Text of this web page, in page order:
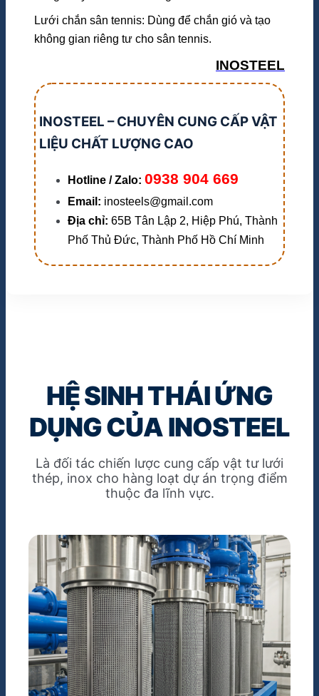
Lưới chắn sân tennis: Dùng để chắn gió và tạo
không gian riêng tư cho sân tennis.
INOSTEEL
INOSTEEL – CHUYÊN CUNG CẤP VẬT
LIỆU CHẤT LƯỢNG CAO
Hotline / Zalo: 0938 904 669
Email: inosteels@gmail.com
Địa chỉ: 65B Tân Lập 2, Hiệp Phú, Thành
Phố Thủ Đức, Thành Phố Hồ Chí Minh
HỆ SINH THÁI ỨNG
DỤNG CỦA INOSTEEL
Là đối tác chiến lược cung cấp vật tư lưới
thép, inox cho hàng loạt dự án trọng điểm
thuộc đa lĩnh vực.